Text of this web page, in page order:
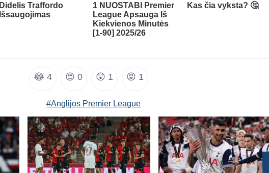
Didelis Traffordo
Išsaugojimas
1 NUOSTABI Premier
League Apsauga Iš
Kiekvienos Minutės
[1-90] 2025/26
Kas čia vyksta? 🤔
😂 4 😍 0 😲 1 😡 1
#Anglijos Premier League